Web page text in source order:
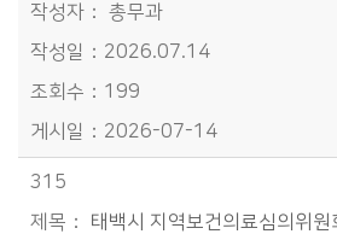
총무과
2026.07.14
199
2026-07-14
315
태백시 지역보건의료심의위